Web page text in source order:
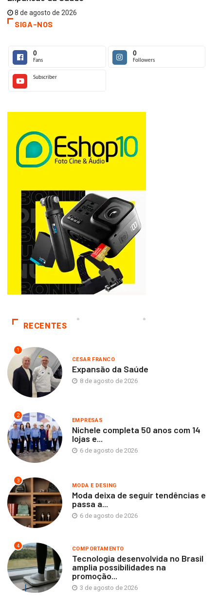
8 de agosto de 2026
SIGA-NOS
0
Fans
0
Followers
Subscriber
RECENTES
1
CESAR FRANCO
Expansão da Saúde
8 de agosto de 2026
2
EMPRESAS
Nichele completa 50 anos com 14
lojas e...
6 de agosto de 2026
3
MODA E DESING
Moda deixa de seguir tendências e
passa a...
6 de agosto de 2026
4 COMPORTAMENTO
Tecnologia desenvolvida no Brasil
amplia possibilidades na
promoção...
3 de agosto de 2026